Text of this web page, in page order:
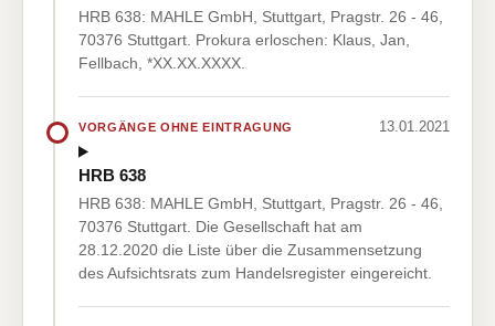
HRB 638: MAHLE GmbH, Stuttgart, Pragstr. 26 - 46,
70376 Stuttgart. Prokura erloschen: Klaus, Jan,
Fellbach, *XX.XX.XXXX.
VORGÄNGE OHNE EINTRAGUNG 13.01.2021
HRB 638
HRB 638: MAHLE GmbH, Stuttgart, Pragstr. 26 - 46,
70376 Stuttgart. Die Gesellschaft hat am
28.12.2020 die Liste über die Zusammensetzung
des Aufsichtsrats zum Handelsregister eingereicht.